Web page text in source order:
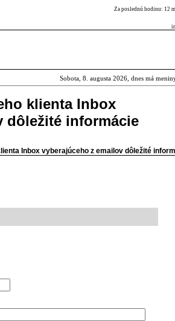
Za poslednú hodinu: 12
Sobota, 8. augusta 2026, dnes má
klienta Inbox
dôležité informácie
Inbox vyberajúceho z emailov dôležité